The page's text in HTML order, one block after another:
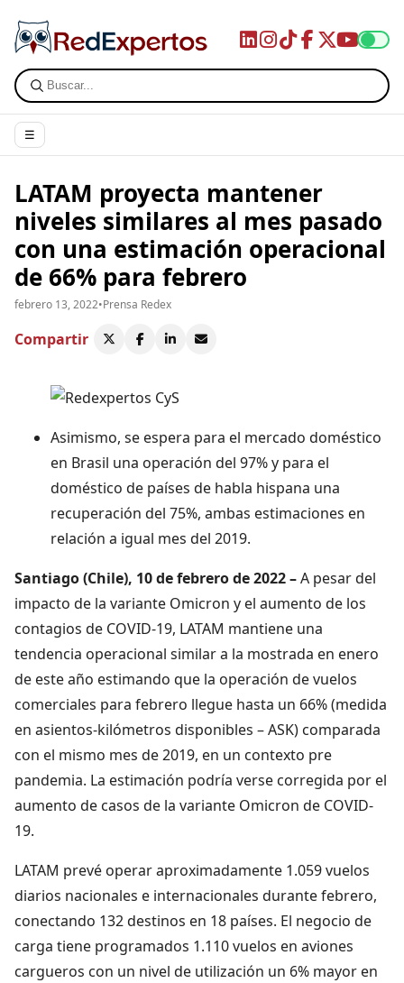
☰
LATAM proyecta mantener
niveles similares al mes pasado
con una estimación operacional
de 66% para febrero
febrero 13, 2022•Prensa Redex
Compartir
Asimismo, se espera para el mercado doméstico
en Brasil una operación del 97% y para el
doméstico de países de habla hispana una
recuperación del 75%, ambas estimaciones en
relación a igual mes del 2019.
Santiago (Chile), 10 de febrero de 2022 –A pesar del
impacto de la variante Omicron y el aumento de los
contagios de COVID-19, LATAM mantiene una
tendencia operacional similar a la mostrada en enero
de este año estimando que la operación de vuelos
comerciales para febrero llegue hasta un 66% (medida
en asientos-kilómetros disponibles – ASK) comparada
con el mismo mes de 2019, en un contexto pre
pandemia. La estimación podría verse corregida por el
aumento de casos de la variante Omicron de COVID-
19.
LATAM prevé operar aproximadamente 1.059 vuelos
diarios nacionales e internacionales durante febrero,
conectando 132 destinos en 18 países. El negocio de
carga tiene programados 1.110 vuelos en aviones
cargueros con un nivel de utilización un 6% mayor en